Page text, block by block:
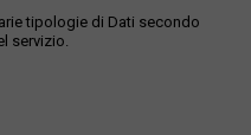
tipologie di Dati secondo
servizio.